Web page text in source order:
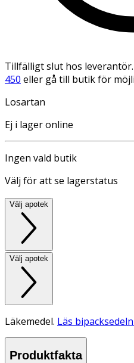
Tillfälligt slut hos
450 eller gå till butik för
Losartan
Ej i lager online
Ingen vald butik
Välj för att se lagerstatus
Välj apotek
Välj apotek
Läkemedel. Läs
Produktfakta